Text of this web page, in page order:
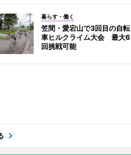
暮らす・働く
笠間・愛宕山で3回目の自転
車ヒルクライム大会 最大6
回挑戦可能